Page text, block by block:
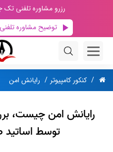
رزرو مشاوره تلفنی
توضیح مشاوره تلفنی
کنکور کامپیوتر رایانش امن
رایانش امن چیست،
توسط